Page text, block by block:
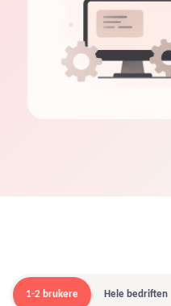
1-2 brukere Hele bedriften